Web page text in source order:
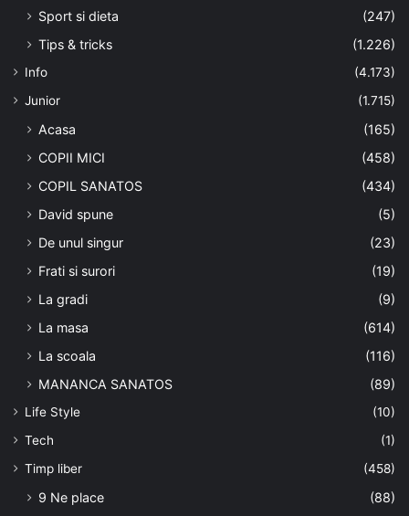
Sport si dieta
(247)
Tips & tricks
(1.226)
Info
(4.173)
Junior
(1.715)
Acasa
(165)
COPII MICI
(458)
COPIL SANATOS
(434)
David spune
(5)
De unul singur
(23)
Frati si surori
(19)
La gradi
(9)
La masa
(614)
La scoala
(116)
MANANCA SANATOS
(89)
Life Style
(10)
Tech
(1)
Timp liber
(458)
9 Ne place
(88)